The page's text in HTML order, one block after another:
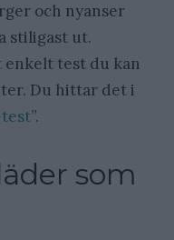
och nyanser
stiligast ut.
test du kan
Du hittar det i
”.
som